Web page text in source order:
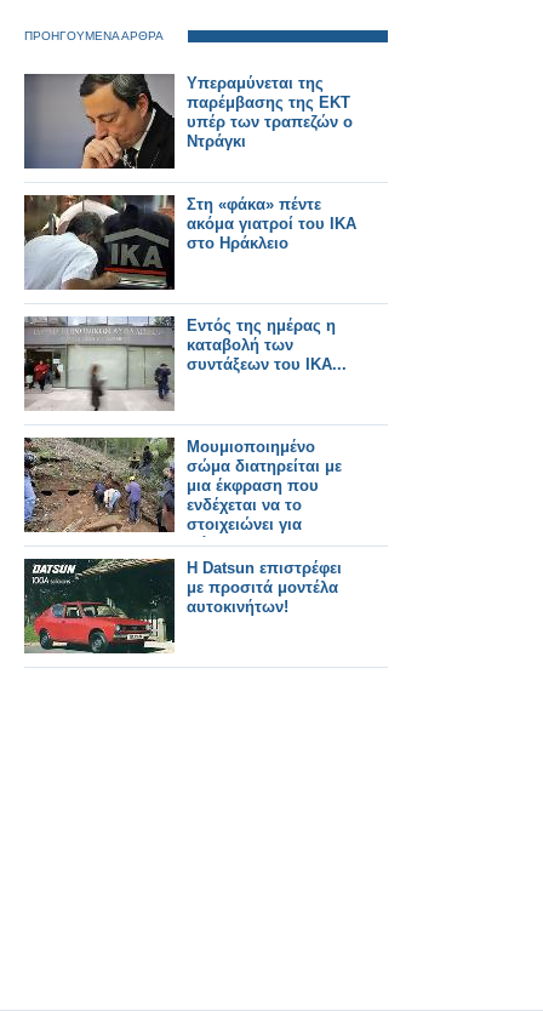
ΠΡΟΗΓΟΥΜΕΝΑ ΑΡΘΡΑ
Yπεραμύνεται της
παρέμβασης της ΕΚΤ
υπέρ των τραπεζών ο
Ντράγκι
Στη «φάκα» πέντε
ακόμα γιατροί του ΙΚΑ
στο Ηράκλειο
Εντός της ημέρας η
καταβολή των
συντάξεων του ΙΚΑ...
Μουμιοποιημένο
σώμα διατηρείται με
μια έκφραση που
ενδέχεται να το
στοιχειώνει για
πάντα!
Η Datsun επιστρέφει
με προσιτά μοντέλα
αυτοκινήτων!